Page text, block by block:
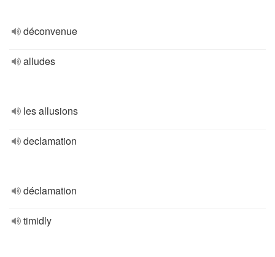
déconvenue
alludes
les allusions
declamation
déclamation
timidly